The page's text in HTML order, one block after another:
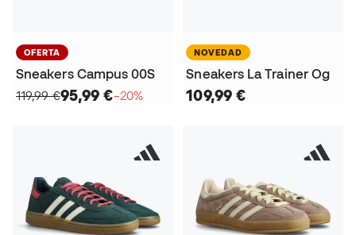
OFERTA
Sneakers Campus 00S
119,99 €95,99 €−20%
NOVEDAD
Sneakers La Trainer Og
109,99 €